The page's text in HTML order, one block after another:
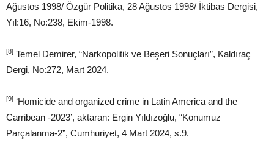
Ağustos 1998/ Özgür Politika, 28 Ağustos 1998/ İktibas Dergisi,
Yıl:16, No:238, Ekim-1998.
[8] Temel Demirer, “Narkopolitik ve Beşeri Sonuçları”, Kaldıraç
Dergi, No:272, Mart 2024.
[9] ‘Homicide and organized crime in Latin America and the
Carribean -2023’, aktaran: Ergin Yıldızoğlu, “Konumuz
Parçalanma-2”, Cumhuriyet, 4 Mart 2024, s.9.